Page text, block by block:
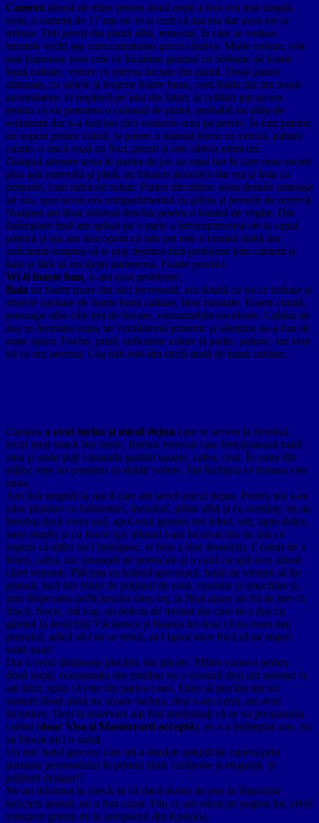
Camera aleasă de mine pentru două nopți a fost cea mai simplă,
twin, o cameră de 17 mp zic ei și cred că așa era dar avea tot ce
trebuie. Doi pereți din piatră albă, renovați, în care se vedeau
lemnele vechi așa cum construiau grecii cândva. Multe veioze, cele
mai frumoase erau cele ce încadrau geamul cu obloane de foarte
bună calitate, veioze ce păreau lucrate din piatră. Două paturi
alăturate, cu saltele și lenjerie foarte bune, cam înalte dar am reușit
ascensiunea. O noptieră pe una din laturi, la celălalt pat nu era
pentru că nu permitea o coloană de piatră, probabil un stâlp de
rezistență dar n-a fost bai căci veiozele erau pe perete. În fața patului
un suport pentru valiză, la perete o măsuță-birou cu veioză, pahare
curate, o mică vază cu flori, pixuri și alte câteva nimicuri.
Dulapul șifonier avea în partea de jos un mini bar în care erau sucuri
plus apă minerală și plată, nu băuturi alcoolice dar era şi lista cu
prețurile, cam măricele totuși. Partea din mijloc avea destule umerașe
iar sus, spre tavan era compartimentul cu pilota și pernele de rezervă.
Noaptea am lăsat oblonul deschis pentru o lumină de veghe. Din
întâmplare însă am apăsat pe o parte a întrerupătorului de la capul
patului și așa am descoperit că sub pat este o lumină slabă dar
suficientă noaptea să te poți deplasa fără probleme prin cameră și
baie și fără să necăjești partenerul. Foarte practici.
Wi-fi foarte bun, n-am avut probleme.
Baia nu foarte mare dar nici incomodă, era dotată cu tot ce trebuie și
obiecte sanitare de foarte bună calitate, bine montate. Foarte curată,
prosoape albe câte trei de fiecare, consumabile excelente. Cabina de
duș se închidea etanș iar ventilatorul puternic și silențios ne-a fost de
mare ajutor. Foehn, priză, suficiente cuiere și polițe, pahare, am avut
tot ce era necesar. Ușa băii este din sticlă mată de bună calitate.
Cazarea a avut inclus și micul dejun care se servea la demisol,
locul unui snack bar rustic, frumos renovat care funcționează toată
ziua și unde poți comanda gustări ușoare, cafea, ceai. În zona din
mijloc este un șemineu cu dublă vedere, îmi închipui ce frumos este
iarna.
Am fost singurii la ora 8 care am servit micul dejun. Pentru noi s-au
adus platouri cu brânzeturi, mezeluri, pâine albă și cu semințe, ne-au
întrebat dacă vrem ouă, apoi erau gemuri trei feluri, unt, lapte dulce,
iaurt simplu și cu fructe (pe ultimul l-am încercat din nu știu ce
impuls că altfel nu-l îndrăgesc, ei bine a fost deosebit). Ceaiuri de x
feluri, cafea, suc proaspăt de portocale și o cană cu apă rece adusă
când veneam. Plăcinta cu brânză grecească, bună de vroiam să fur
platoul, încă trei feluri de prăjituri de casă, curmale și smochine și,
spre disperarea pofticiosului meu soț, la final apare un fel de tort cu
frișcă, fructe, mă rog, un deliciu de neratat dar care m-a dus cu
gândul la Ienăchiță Văcărescu și floarea lui doar că eu eram mai
prozaică, adică să-l tai se strică, să-l ignor mi-e frică să nu regret
toată ziua!
Dar a venit dimineața plecării, din păcate. Plătim camera pentru
două nopți, consumația din minibar nu o taxează deși am anunțat ce
am băut, spun că este din partea casei. Dăm să plecăm dar nu
suntem lăsați până nu scoate factura, deși n-am cerut, am avut
încredere. Deși la rezervare am fost atenționați că se va preautoriza
cardul (doar Visa și Mastercard acceptă), nu s-a întâmplat asta, nu
au blocat nici o sumă.
Un mic hotel grecesc care mi-a depășit așteptările cumva prin
purtarea personalului în primul rând, curățenie și eleganță. Și
prăjituri desigur!!
Ne-au informat la check-in că dacă dorim ne pun la dispoziție
biciclete gratuit, nu a fost cazul. Din ce am văzut pe pagina lor, oferă
transport gratuit de la aeroportul din Kastoria.